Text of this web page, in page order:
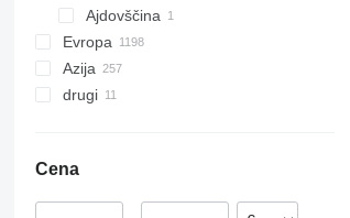
Travego
Vario
Ajdovščina
Evropa
Poljska
Nemčija
Danska
Azija
Japonska
drugi
Cena